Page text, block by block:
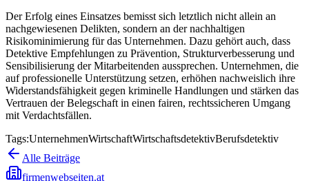
Der Erfolg eines Einsatzes bemisst sich letztlich nicht allein an
nachgewiesenen Delikten, sondern an der nachhaltigen
Risikominimierung für das Unternehmen. Dazu gehört auch, dass
Detektive Empfehlungen zu Prävention, Strukturverbesserung und
Sensibilisierung der Mitarbeitenden aussprechen. Unternehmen, die
auf professionelle Unterstützung setzen, erhöhen nachweislich ihre
Widerstandsfähigkeit gegen kriminelle Handlungen und stärken das
Vertrauen der Belegschaft in einen fairen, rechtssicheren Umgang
mit Verdachtsfällen.
Tags:UnternehmenWirtschaftWirtschaftsdetektivBerufsdetektiv
Alle Beiträge
firmenwebseiten.at